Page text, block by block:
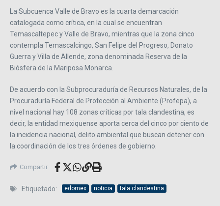
La Subcuenca Valle de Bravo es la cuarta demarcación
catalogada como crítica, en la cual se encuentran
Temascaltepec y Valle de Bravo, mientras que la zona cinco
contempla Temascalcingo, San Felipe del Progreso, Donato
Guerra y Villa de Allende, zona denominada Reserva de la
Biósfera de la Mariposa Monarca.
De acuerdo con la Subprocuraduría de Recursos Naturales, de la
Procuraduría Federal de Protección al Ambiente (Profepa), a
nivel nacional hay 108 zonas críticas por tala clandestina, es
decir, la entidad mexiquense aporta cerca del cinco por ciento de
la incidencia nacional, delito ambiental que buscan detener con
la coordinación de los tres órdenes de gobierno.
Compartir
Etiquetado: edomex noticia tala clandestina